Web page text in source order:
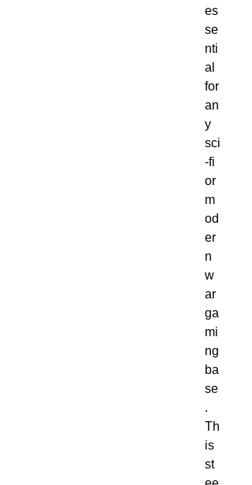
es
se
nti
al
for
an
y
sci
-fi
or
m
od
er
n
w
ar
ga
mi
ng
ba
se
.
Th
is
st